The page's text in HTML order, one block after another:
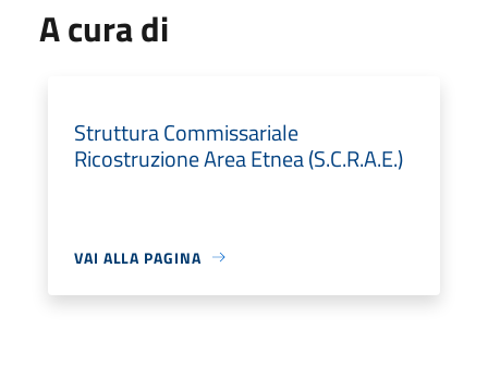
A cura di
Struttura Commissariale
Ricostruzione Area Etnea (S.C.R.A.E.)
VAI ALLA PAGINA